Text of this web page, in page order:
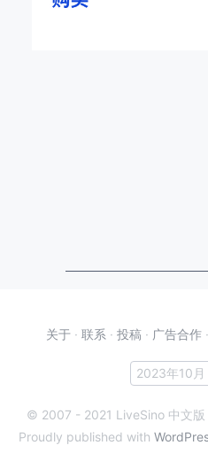
关于 · 联系 · 投稿 · 广告合作 ·
© 2007 - 2021 LiveSino 中文版
Proudly published with